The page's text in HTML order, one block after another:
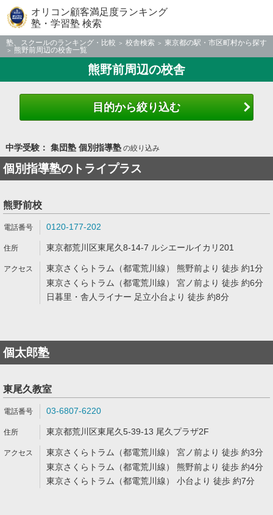
オリコン顧客満足度ランキング
塾・学習塾 検索
塾、スクールのランキング・比較 校舎検索
東京都の駅・市区町村から探す
熊野前周辺の校舎一覧
熊野前周辺の校舎
目的から絞り込む
中学受験： 集団塾 個別指導塾の絞り込み
個別指導塾のトライプラス
熊野前校
0120-177-202
東京都荒川区東尾久8-14-7 ルシエールイカリ201
東京さくらトラム（都電荒川線） 熊野前より 徒歩 約1分
東京さくらトラム（都電荒川線） 宮ノ前より 徒歩 約6分
日暮里・舎人ライナー 足立小台より 徒歩 約8分
個太郎塾
東尾久教室
03-6807-6220
東京都荒川区東尾久5-39-13 尾久プラザ2F
東京さくらトラム（都電荒川線） 宮ノ前より 徒歩 約3分
東京さくらトラム（都電荒川線） 熊野前より 徒歩 約4分
東京さくらトラム（都電荒川線） 小台より 徒歩 約7分